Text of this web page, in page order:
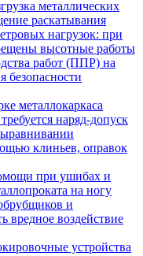
металлических
раскатывания
нагрузок: при
высотные работы
работ (ППР) на
безопасности
металлокаркаса
наряд-допуск
клиньев, оправок
при ушибах и
на ногу
и
вредное воздействие
устройства